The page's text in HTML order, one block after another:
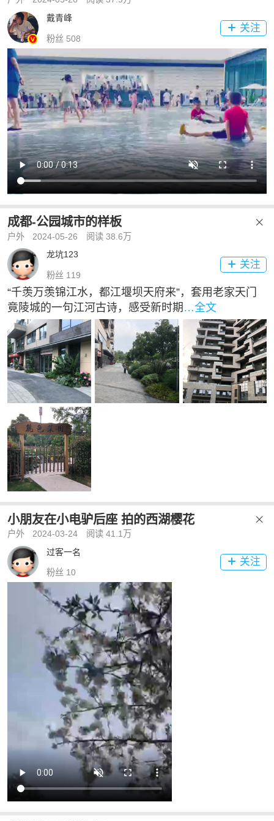
戴青峰
粉丝 508
 关注
成都-公园城市的样板 
户外 2024-05-26
阅读 38.6万
龙坑123
粉丝 119
 关注
“千羡万羡锦江水，都江堰坝天府来”，套用老家天门
竟陵城的一句江河古诗，感受新时期 …全文
小朋友在小电驴后座 拍的西湖樱花 
户外 2024-03-24
阅读 41.1万
过客一名
粉丝 10
 关注